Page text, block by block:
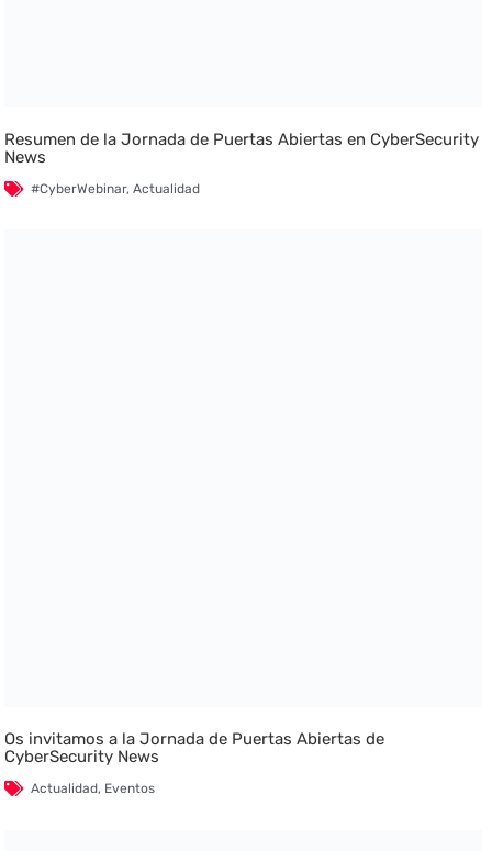
Resumen de la Jornada de Puertas Abiertas en CyberSecurity
News
#CyberWebinar,Actualidad
Os invitamos a la Jornada de Puertas Abiertas de
CyberSecurity News
Actualidad, Eventos